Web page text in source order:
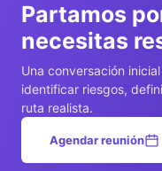
Partamos
necesitas
Una conversación
identificar riesgos,
ruta realista.
Agendar reunión